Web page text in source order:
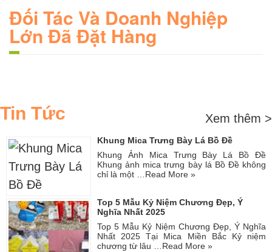
Đối Tác Và Doanh Nghiệp
Lớn Đã Đặt Hàng
Tin Tức Xem thêm >
Khung Mica Trưng Bày Lá Bồ Đề
Khung Ảnh Mica Trưng Bày Lá Bồ Đề
Khung ảnh mica trưng bày lá Bồ Đề không
chỉ là một …Read More »
Top 5 Mẫu Kỷ Niệm Chương Đẹp, Ý
Nghĩa Nhất 2025
Top 5 Mẫu Kỷ Niệm Chương Đẹp, Ý Nghĩa
Nhất 2025 Tại Mica Miền Bắc Kỷ niệm
chương từ lâu …Read More »